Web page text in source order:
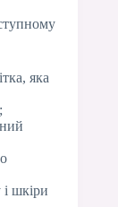
яка
шкіри